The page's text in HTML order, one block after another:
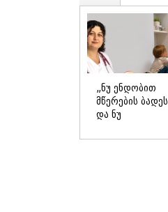
„ნუ ენდობით
მწერების ბადეს
და ნუ
ღებინებას